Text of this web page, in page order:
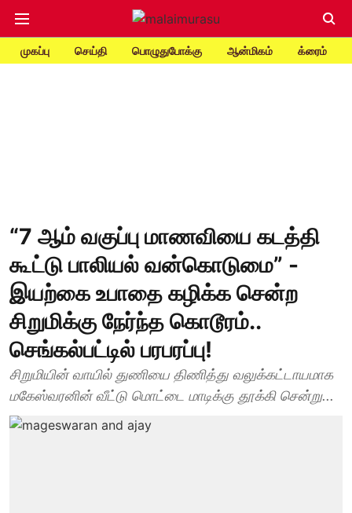
முகப்பு செய்தி பொழுதுபோக்கு ஆன்மிகம் க்ரைம்
“7 ஆம் வகுப்பு மாணவியை கடத்தி
கூட்டு பாலியல் வன்கொடுமை” -
இயற்கை உபாதை கழிக்க சென்ற
சிறுமிக்கு நேர்ந்த கொடூரம்..
செங்கல்பட்டில் பரபரப்பு!
சிறுமியின் வாயில் துணியை திணித்து வலுக்கட்டாயமாக
மகேஸ்வரனின் வீட்டு மொட்டை மாடிக்கு தூக்கி சென்று...